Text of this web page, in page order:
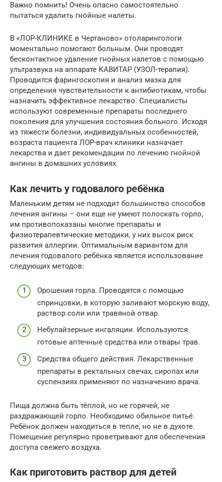
Важно помнить! Очень опасно самостоятельно
пытаться удалить гнойные налеты.
В «ЛОР-КЛИНИКЕ в Чертаново» отоларингологи
моментально помогают больным. Они проводят
бесконтактное удаление гнойных налетов с помощью
ультразвука на аппарате КАВИТАР (УЗОЛ-терапия).
Проводится фарингоскопия и анализ мазка для
определения чувствительности к антибиотикам, чтобы
назначить эффективное лекарство. Специалисты
используют современные препараты последнего
поколения для улучшения состояния больного. Исходя
из тяжести болезни, индивидуальных особенностей,
возраста пациента ЛОР-врач клиники назначает
лекарства и дает рекомендации по лечению гнойной
ангины в домашних условиях.
Как лечить у годовалого ребёнка
Маленьким детям не подходит большинство способов
лечения ангины – они еще не умеют полоскать горло,
им противопоказаны многие препараты и
физиотерапевтические методики, у них высок риск
развития аллергии. Оптимальным вариантом для
лечения годовалого ребёнка является использование
следующих методов:
Орошения горла. Проводятся с помощью
спринцовки, в которую заливают морскую воду,
раствор соли или травяной отвар.
Небулайзерные ингаляции. Используются
готовые аптечные средства или отвары трав.
Средства общего действия. Лекарственные
препараты в ректальных свечах, сиропах или
суспензиях применяют по назначению врача.
Пища должна быть тёплой, но не горячей, не
раздражающей горло. Необходимо обильное питьё.
Ребёнок должен находиться в тепле, но не в духоте.
Помещение регулярно проветривают для обеспечения
доступа свежего воздуха.
Как приготовить раствор для детей